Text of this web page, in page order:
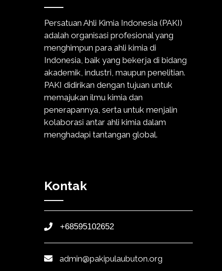
Persatuan Ahli Kimia Indonesia (PAKI)
adalah organisasi profesional yang
menghimpun para ahli kimia di
Indonesia, baik yang bekerja di bidang
akademik, industri, maupun penelitian.
PAKI didirikan dengan tujuan untuk
memajukan ilmu kimia dan
penerapannya, serta untuk menjalin
kolaborasi antar ahli kimia dalam
menghadapi tantangan global.
Kontak
+68595102652
admin@pakipulaubuton.org